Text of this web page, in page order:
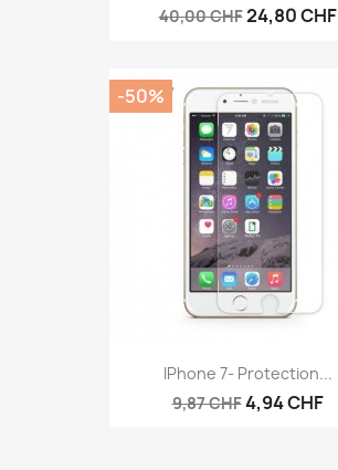
40,00 CHF24,80 CHF
IPhone 7- Protection...
9,87 CHF4,94 CHF
-50%